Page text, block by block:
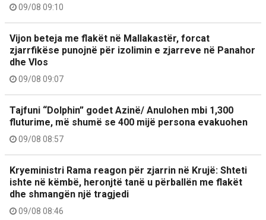
09/08 09:10
Vijon beteja me flakët në Mallakastër, forcat
zjarrfikëse punojnë për izolimin e zjarreve në Panahor
dhe Vlos
09/08 09:07
Tajfuni “Dolphin” godet Azinë/ Anulohen mbi 1,300
fluturime, më shumë se 400 mijë persona evakuohen
09/08 08:57
Kryeministri Rama reagon për zjarrin në Krujë: Shteti
ishte në këmbë, heronjtë tanë u përballën me flakët
dhe shmangën një tragjedi
09/08 08:46